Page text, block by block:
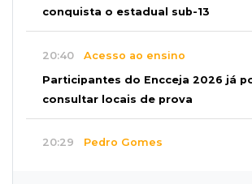
conquista o estadual sub-13
20:40 Acesso ao ensino
Participantes do Encceja 2026 já
consultar locais de prova
20:29 Pedro Gomes